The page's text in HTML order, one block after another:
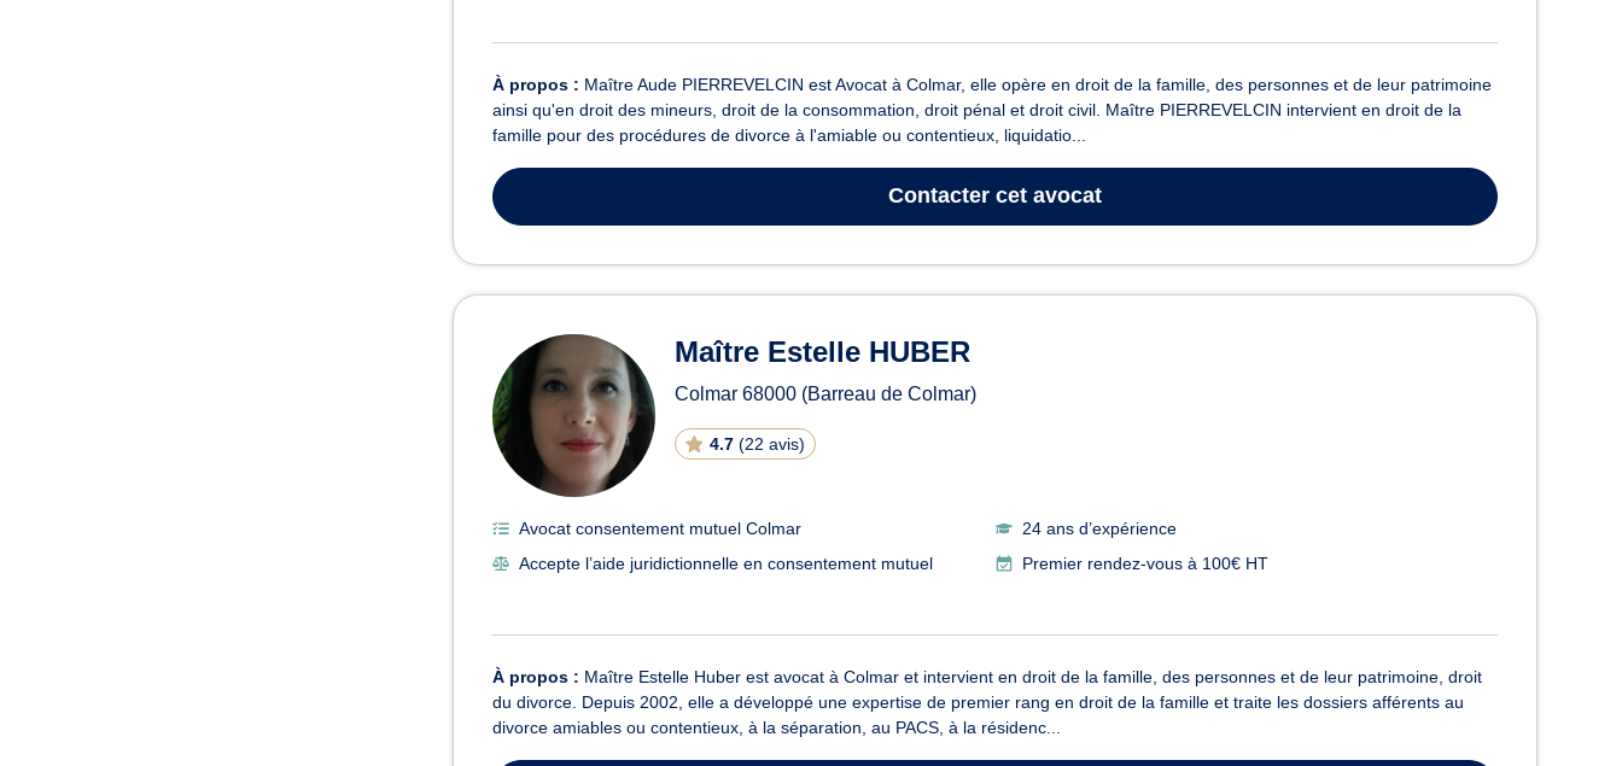
À propos : Maître Aude PIERREVELCIN est Avocat à Colmar, elle opère en droit de la famille, des personnes et de leur patrimoine
ainsi qu'en droit des mineurs, droit de la consommation, droit pénal et droit civil. Maître PIERREVELCIN intervient en droit de la
famille pour des procédures de divorce à l'amiable ou contentieux, liquidatio...
Contacter cet avocat
Maître Estelle HUBER
Colmar 68000 (Barreau de Colmar)
4.7 (22 avis)
Avocat consentement mutuel Colmar
24 ans d’expérience
Accepte l’aide juridictionnelle en consentement mutuel
Premier rendez-vous à 100€ HT
À propos : Maître Estelle Huber est avocat à Colmar et intervient en droit de la famille, des personnes et de leur patrimoine, droit
du divorce. Depuis 2002, elle a développé une expertise de premier rang en droit de la famille et traite les dossiers afférents au
divorce amiables ou contentieux, à la séparation, au PACS, à la résidenc...